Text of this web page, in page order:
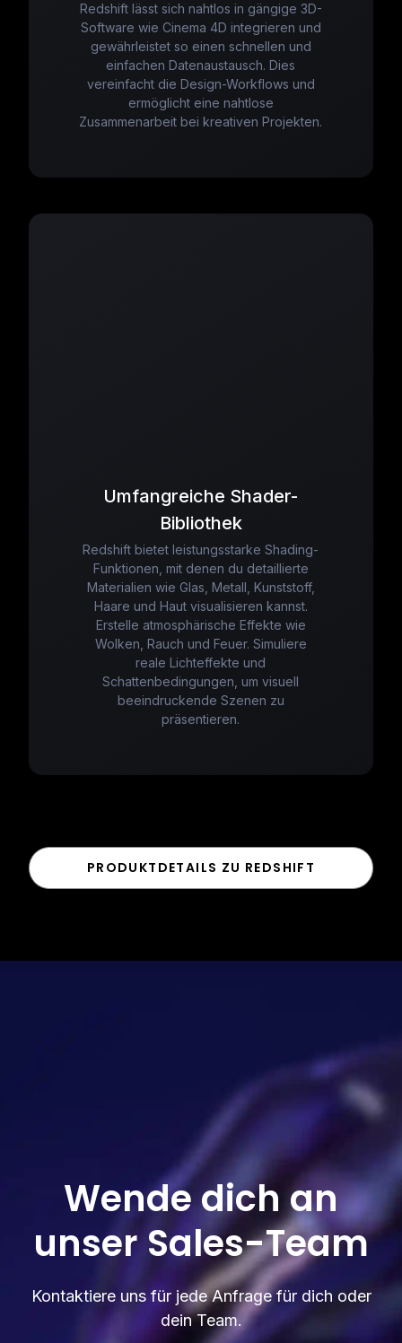
Redshift lässt sich nahtlos in gängige 3D-
Software wie Cinema 4D integrieren und
gewährleistet so einen schnellen und
einfachen Datenaustausch. Dies
vereinfacht die Design-Workflows und
ermöglicht eine nahtlose
Zusammenarbeit bei kreativen Projekten.
Umfangreiche Shader-
Bibliothek
Redshift bietet leistungsstarke Shading-
Funktionen, mit denen du detaillierte
Materialien wie Glas, Metall, Kunststoff,
Haare und Haut visualisieren kannst.
Erstelle atmosphärische Effekte wie
Wolken, Rauch und Feuer. Simuliere
reale Lichteffekte und
Schattenbedingungen, um visuell
beeindruckende Szenen zu
präsentieren.
PRODUKTDETAILS ZU REDSHIFT
Wende dich an
unser Sales-Team
Kontaktiere uns für jede Anfrage für dich oder
dein Team.